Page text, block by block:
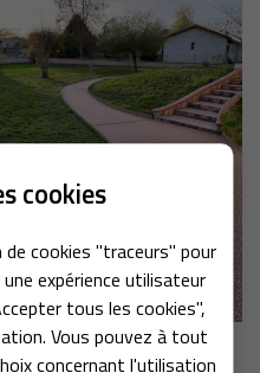
cookies
cookies "traceurs" pour
expérience utilisateur
tous les cookies",
Vous pouvez à tout
concernant l'utilisation
05 62 00 53 44
06 49 51 38 86